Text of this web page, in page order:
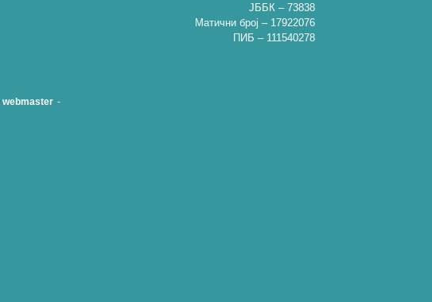
ЈББК – 73838
Матични број – 17922076
ПИБ – 111540278
webmaster